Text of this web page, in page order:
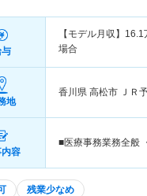
【モデル月収】 16.1
場合
地
香川県 高松市 ＪＲ
容
■医療事務業務全般
残業少なめ